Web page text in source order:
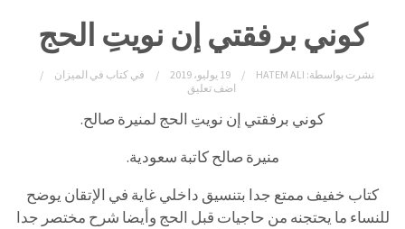
كوني برفقتي إن نويتِ الحج
نشرت بواسطة: HATEM ALI 19 يوليو، 2019 في كتاب في الميزان
اضف تعليق
كوني برفقتي إن نويتِ الحج لمنيرة صالح.
منيرة صالح كاتبة سعودية.
كتاب خفيف ممتع جدا بتنسيق داخلي غاية في الإتقان يوضح
للنساء ما يحتجنه من حاجيات قبل الحج وأيضا شرح مختصر جدا